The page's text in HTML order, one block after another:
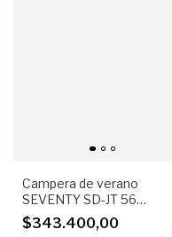
Campera de verano
SEVENTY SD-JT 56
TOURING Negro
$343.400,00